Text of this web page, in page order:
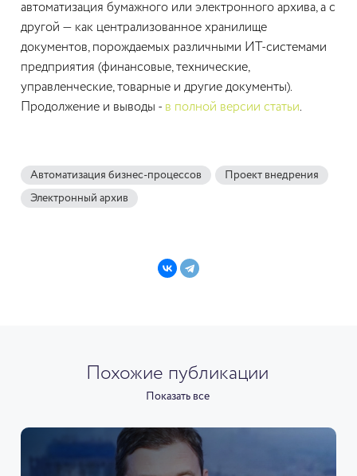
автоматизация бумажного или электронного архива, а с
другой — как централизованное хранилище
документов, порождаемых различными ИТ-системами
предприятия (финансовые, технические,
управленческие, товарные и другие документы).
Продолжение и выводы - в полной версии статьи.
Автоматизация бизнес-процессов Проект внедрения
Электронный архив
Похожие публикации
Показать все